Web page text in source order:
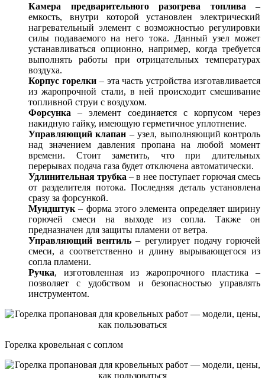
Камера предварительного разогрева топлива –
емкость, внутри которой установлен электрический
нагревательный элемент с возможностью регулировки
силы подаваемого на него тока. Данный узел может
устанавливаться опционно, например, когда требуется
выполнять работы при отрицательных температурах
воздуха.
Корпус горелки– эта часть устройства изготавливается
из жаропрочной стали, в ней происходит смешивание
топливной струи с воздухом.
Форсунка – элемент соединяется с корпусом через
накидную гайку, имеющую герметичное уплотнение.
Управляющий клапан – узел, выполняющий контроль
над значением давления пропана на любой момент
времени. Стоит заметить, что при длительных
перерывах подача газа будет отключена автоматически.
Удлинительная трубка – в нее поступает горючая смесь
от разделителя потока. Последняя деталь установлена
сразу за форсункой.
Мундштук – форма этого элемента определяет ширину
горючей смеси на выходе из сопла. Также он
предназначен для защиты пламени от ветра.
Управляющий вентиль – регулирует подачу горючей
смеси, а соответственно и длину вырывающегося из
сопла пламени.
Ручка, изготовленная из жаропрочного пластика –
позволяет с удобством и безопасностью управлять
инструментом.
Горелка кровельная с соплом